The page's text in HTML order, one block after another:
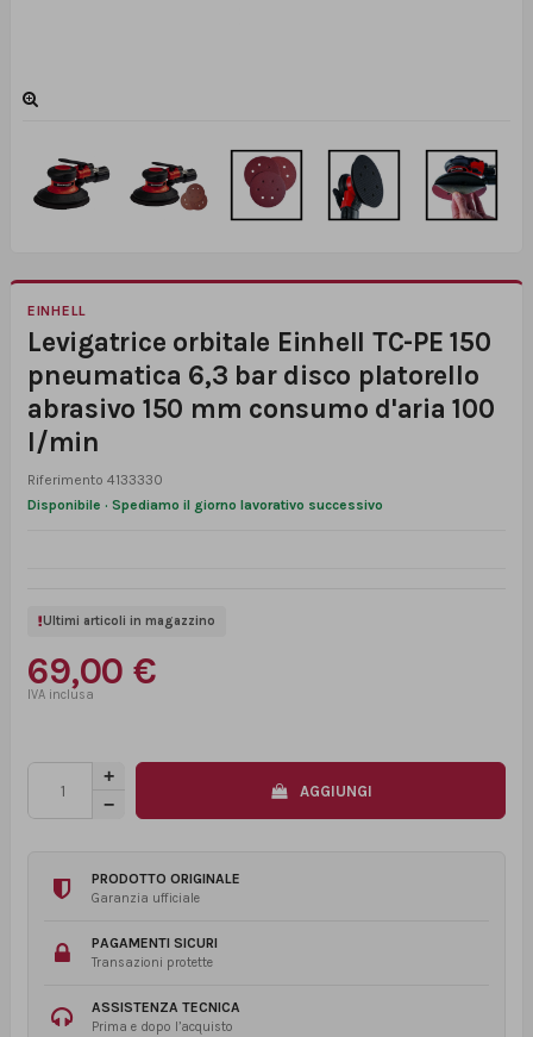
EINHELL
Levigatrice orbitale Einhell TC-PE 150
pneumatica 6,3 bar disco platorello
abrasivo 150 mm consumo d'aria 100
l/min
Riferimento 4133330
Disponibile · Spediamo il giorno lavorativo successivo
Ultimi articoli in magazzino
69,00 €
AGGIUNGI
PRODOTTO ORIGINALE
Garanzia ufficiale
PAGAMENTI SICURI
Transazioni protette
ASSISTENZA TECNICA
Prima e dopo l’acquisto